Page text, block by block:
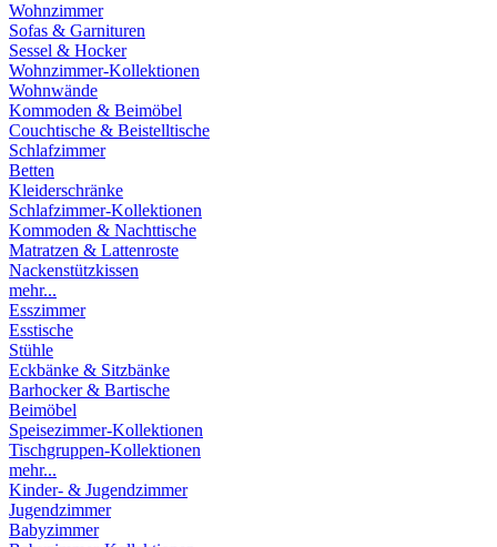
Wohnzimmer
Sofas & Garnituren
Sessel & Hocker
Wohnzimmer-Kollektionen
Wohnwände
Kommoden & Beimöbel
Couchtische & Beistelltische
Schlafzimmer
Betten
Kleiderschränke
Schlafzimmer-Kollektionen
Kommoden & Nachttische
Matratzen & Lattenroste
Nackenstützkissen
mehr...
Esszimmer
Esstische
Stühle
Eckbänke & Sitzbänke
Barhocker & Bartische
Beimöbel
Speisezimmer-Kollektionen
Tischgruppen-Kollektionen
mehr...
Kinder- & Jugendzimmer
Jugendzimmer
Babyzimmer